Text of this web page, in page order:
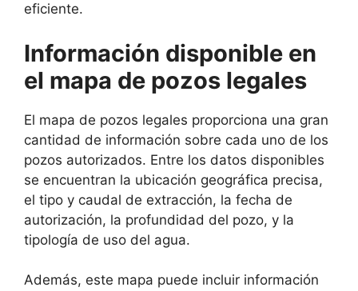
eficiente.
Información disponible en
el mapa de pozos legales
El mapa de pozos legales proporciona una gran
cantidad de información sobre cada uno de los
pozos autorizados. Entre los datos disponibles
se encuentran la ubicación geográfica precisa,
el tipo y caudal de extracción, la fecha de
autorización, la profundidad del pozo, y la
tipología de uso del agua.
Además, este mapa puede incluir información